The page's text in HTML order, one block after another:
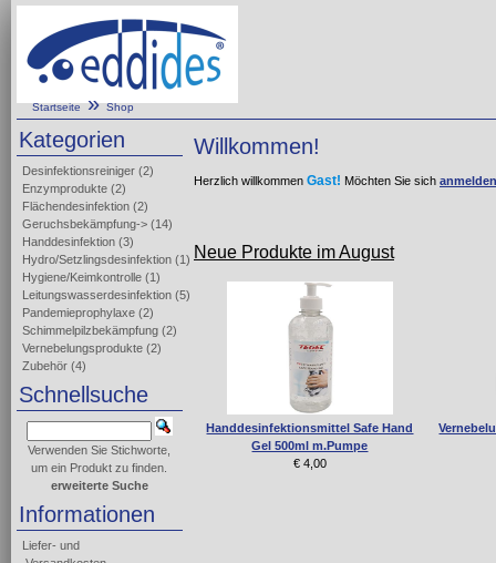
Startseite»Shop
Willkommen!
Herzlich willkommen Gast! Möchten Sie sich anmelden
Neue Produkte im August
Handdesinfektionsmittel Safe Hand
Gel 500ml m.Pumpe
€ 4,00
Kategorien
Desinfektionsreiniger (2)
Enzymprodukte (2)
Flächendesinfektion (2)
Geruchsbekämpfung-> (14)
Handdesinfektion (3)
Hydro/Setzlingsdesinfektion (1)
Hygiene/Keimkontrolle (1)
Leitungswasserdesinfektion (5)
Pandemieprophylaxe (2)
Schimmelpilzbekämpfung (2)
Vernebelungsprodukte (2)
Zubehör (4)
Schnellsuche
Verwenden Sie Stichworte,
um ein Produkt zu finden.
erweiterte Suche
Informationen
Liefer- und